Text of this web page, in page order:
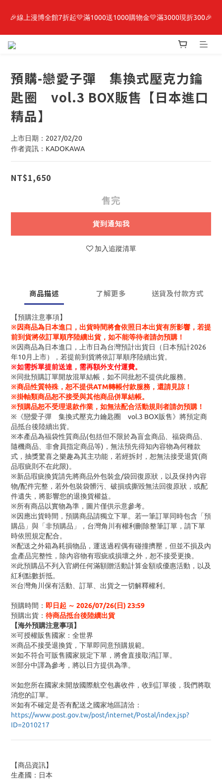
最新開賣🔥「全知讀者視角」 周邊商品
🎉線上漫博全館7折起💛滿1000送1000購物金💛滿3000現折300🎉
【抽籤堂】 影之強者、你又被殺了呢，偵探大人、約會大作戰、
最新開賣🔥「全知讀者視角」 周邊商品
預購-戀愛子彈 集換式壓克力鑰
匙圈 vol.3 BOX販售【日本進口
精品】
上市日期：2027/02/20
作者資訊：KADOKAWA
NT$1,650
售完
貨到通知我
加入追蹤清單
商品描述 了解更多 送貨及付款方式
【預購注意事項】
※因商品為日本進口，出貨時間將會依照日本出貨有所影響，若提
前到貨將依訂單順序陸續出貨，如不能等待者請勿預購！
※因商品為日本進口，上市日為台灣預計出貨日（日本預計2026
年10月上市），若提前到貨將依訂單順序陸續出貨。
※如需拆單提前送達，需再額外支付運費。
※同批預購訂單開放混單結帳，如不同批恕不提供此服務。
※商品性質特殊，恕不提供ATM轉帳付款服務，還請見諒！
※掛軸類商品恕不接受與其他商品併單結帳。
※預購品恕不受理退款作業，如無法配合活動規則者請勿預購！
※《戀愛子彈 集換式壓克力鑰匙圈 vol.3 BOX販售》將預定商
品抵台後陸續出貨。
※本產品為福袋性質商品(包括但不限於為盲盒商品、福袋商品、
隨機商品、非會員指定商品等)，無法預先得知內容物為何種款
式，抽獎驚喜之樂趣為其主功能，若經拆封，恕無法接受退貨(商
品瑕疵則不在此限)。
※新品瑕疵換貨請先將商品外包裝盒/袋回復原狀，以及保持內容
物/配件完整，若外包裝袋髒污、破損或撕毀無法回復原狀，或配
件遺失，將影響您的退換貨權益。
※所有商品以實物為準，圖片僅供示意參考。
※因應出貨時間，預購商品請獨立下單。若一筆訂單同時包含「預
購品」與「非預購品」，台灣角川有權利刪除整筆訂單，請下單
時依照規定配合。
※配送之外箱為耗損物品，運送過程偶有碰撞擠壓，但並不損及內
盒產品完整性，除內容物有瑕疵或損壞之外，恕不接受更換。
※此預購品不列入官網任何滿額贈活動計算金額或優惠活動，以及
紅利點數折抵。
※台灣角川保有活動、訂單、出貨之一切解釋權利。
預購時間： 即日起 ～ 2026/07/26(日) 23:59
預購出貨： 待商品抵台後陸續出貨
【海外預購注意事項】
※可授權販售國家：全世界
※商品不接受退換貨，下單即同意預購規範。
※如不符合可販售國家規定下單，將會直接取消訂單。
※部分中譯為參考，將以日方提供為準。
※如您所在國家未開放國際航空包裹收件，收到訂單後，我們將取
消您的訂單。
※如有不確定是否有配送之國家地區請洽：
https://www.post.gov.tw/post/internet/Postal/index.jsp?
ID=2010217
【商品資訊】
生產國：日本